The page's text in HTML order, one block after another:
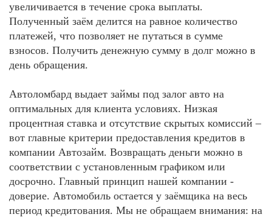
увеличивается в течение срока выплаты.
Полученный заём делится на равное количество
платежей, что позволяет не путаться в сумме
взносов. Получить денежную сумму в долг можно в
день обращения.
Автоломбард выдает займы под залог авто на
оптимальных для клиента условиях. Низкая
процентная ставка и отсутствие скрытых комиссий –
вот главные критерии предоставления кредитов в
компании Автозайм. Возвращать деньги можно в
соответствии с установленным графиком или
досрочно. Главный принцип нашей компании -
доверие. Автомобиль остается у заёмщика на весь
период кредитования. Мы не обращаем внимания: на